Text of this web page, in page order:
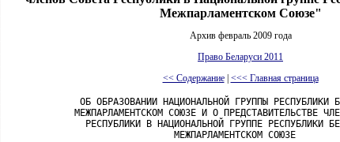
Межпарламентском Союзе"
Архив февраль 2009 года
Право Беларуси 2011
<< Содержание| <<< Главная страница
ОБ ОБРАЗОВАНИИ НАЦИОНАЛЬНОЙ ГРУППЫ РЕСПУБЛИКИ
МЕЖПАРЛАМЕНТСКОМ СОЮЗЕ И О ПРЕДСТАВИТЕЛЬСТВЕ
РЕСПУБЛИКИ В НАЦИОНАЛЬНОЙ ГРУППЕ РЕСПУБЛИКИ
                      МЕЖПАРЛАМЕНТСКОМ СОЮЗЕ